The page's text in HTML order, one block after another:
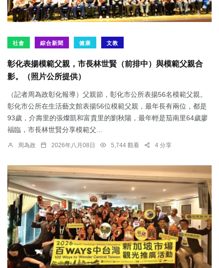
社會 綜合新聞 健康 文教
彰化表揚模範父親，市長林世賢（前排中）與模範父親合
影。（照片公所提供）
（記者周為政彰化報導）父親節，彰化市公所表揚56名模範父親。
彰化市公所在生活藝文館表揚56位模範父親，最年長有兩位，都是
93歲，介壽里的張燦凱和富貴里的劉秋陽，最年輕是茄南里64歲廖
福臨，市長林世賢分享模範父...
周為政 2026年八月08日 5,744 觀看 4 分享